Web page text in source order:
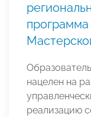
нацелен на
реализацию